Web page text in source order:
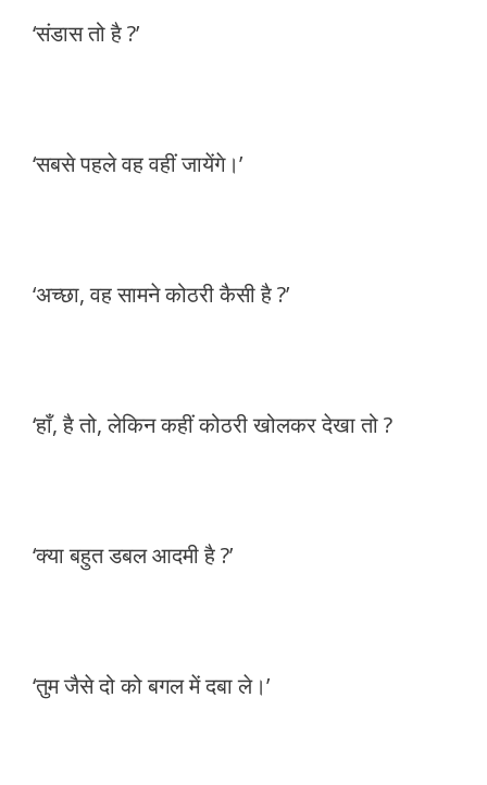
‘संडास तो है ?’
‘सबसे पहले वह वहीं जायेंगे।’
‘अच्छा, वह सामने कोठरी कैसी है ?’
‘हाँ, है तो, लेकिन कहीं कोठरी खोलकर देखा तो ?
‘क्या बहुत डबल आदमी है ?’
‘तुम जैसे दो को बगल में दबा ले।’